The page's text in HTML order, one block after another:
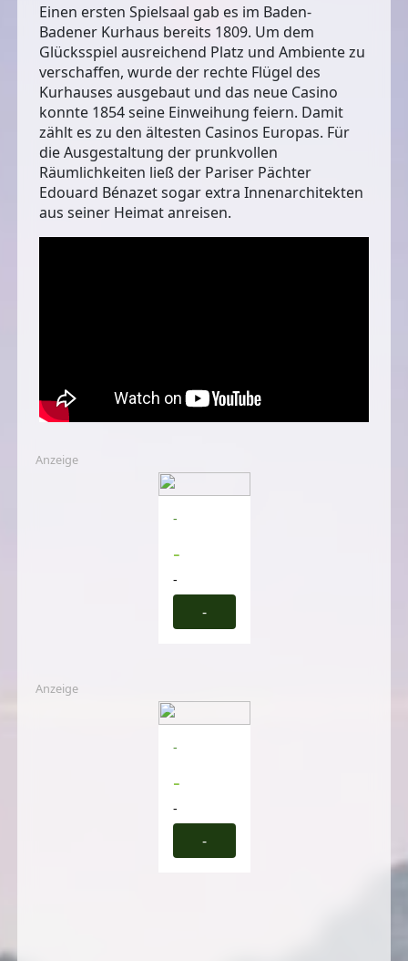
Einen ersten Spielsaal gab es im Baden-
Badener Kurhaus bereits 1809. Um dem
Glücksspiel ausreichend Platz und Ambiente zu
verschaffen, wurde der rechte Flügel des
Kurhauses ausgebaut und das neue Casino
konnte 1854 seine Einweihung feiern. Damit
zählt es zu den ältesten Casinos Europas. Für
die Ausgestaltung der prunkvollen
Räumlichkeiten ließ der Pariser Pächter
Edouard Bénazet sogar extra Innenarchitekten
aus seiner Heimat anreisen.
Anzeige
-
-
-
-
Anzeige
-
-
-
-